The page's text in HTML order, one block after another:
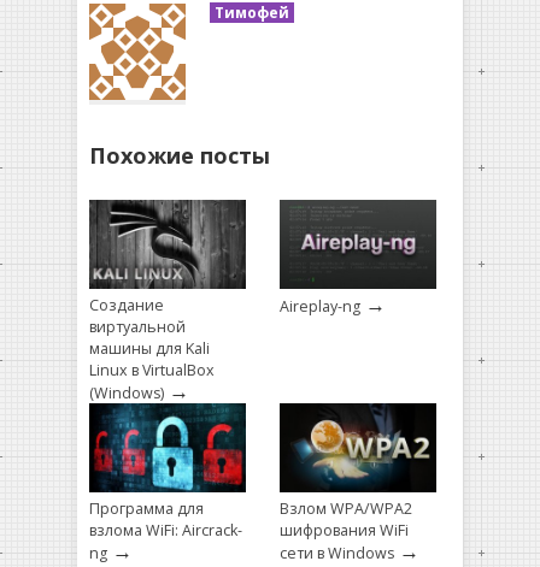
Тимофей
Похожие посты
Создание
виртуальной
машины для Kali
Linux в VirtualBox
(Windows) →
Aireplay-ng →
Программа для
взлома WiFi: Aircrack-
ng →
Взлом WPA/WPA2
шифрования WiFi
сети в Windows →